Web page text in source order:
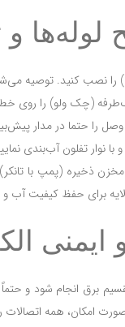
و
را نصب کنید. توصیه
(چک ولو) را روی خط
را حتما در مدار
با نوار تفلون آب‌بندی
ذخیره (پمپ با
برای حفظ کیفیت آب
ایمنی
امکان، همه اتصالات